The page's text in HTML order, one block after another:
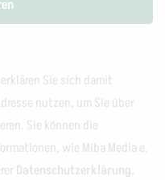
Sie sich damit
nutzen, um Sie über
Sie können die
wie Miba Media e.
Datenschutzerklärung.